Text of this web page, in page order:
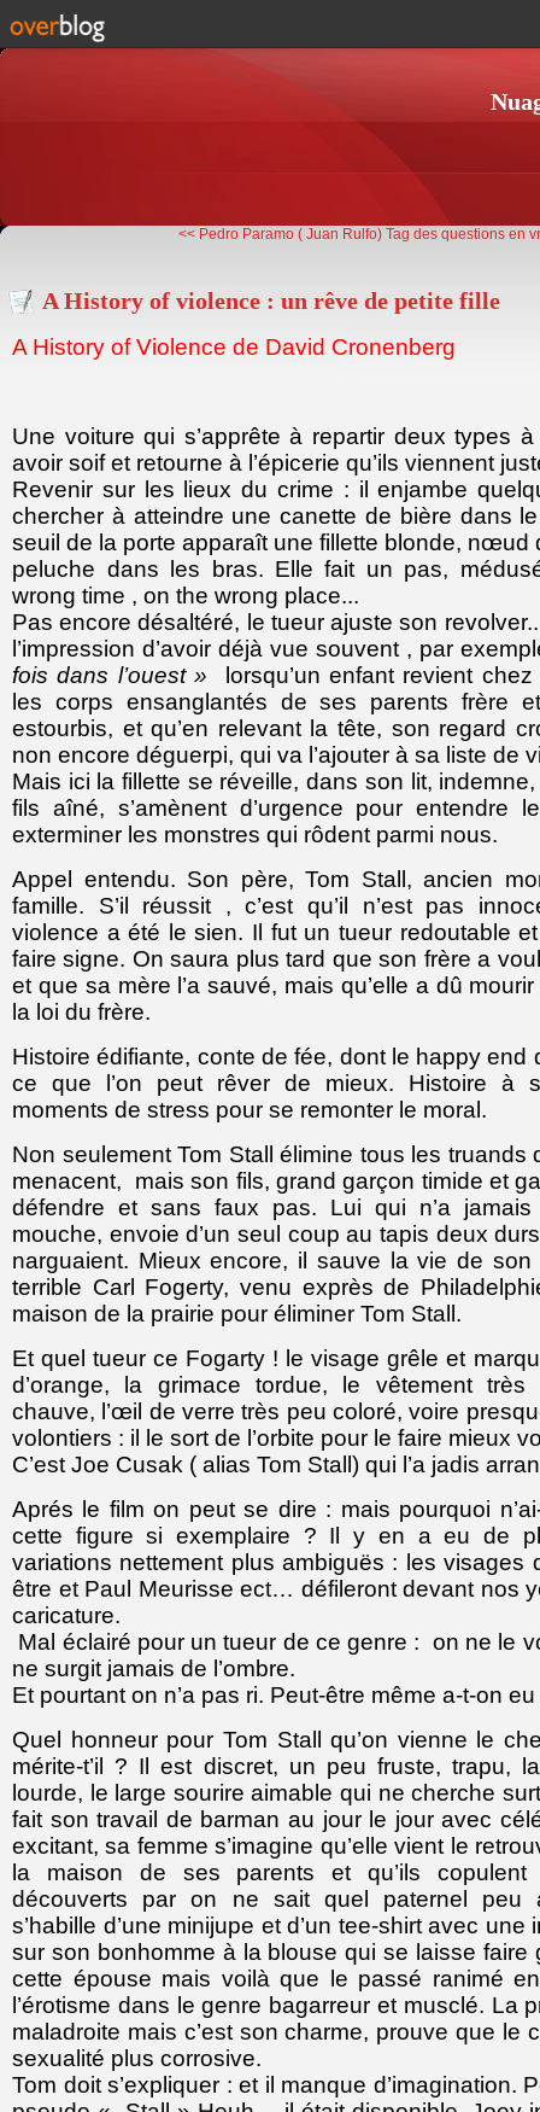
<< Pedro Paramo ( Juan Rulfo) Tag des questions en
A History of violence : un rêve de petite fille
A History of Violence de David Cronenberg
Une voiture qui s’apprête à repartir deux types à
avoir soif et retourne à l’épicerie qu’ils viennent
Revenir sur les lieux du crime : il enjambe
chercher à atteindre une canette de bière dans
seuil de la porte apparaît une fillette blonde, nœud
peluche dans les bras. Elle fait un pas,
wrong time , on the wrong place...
Pas encore désaltéré, le tueur ajuste son
l’impression d’avoir déjà vue souvent , par
fois dans l’ouest » lorsqu’un enfant revient
les corps ensanglantés de ses parents frère
estourbis, et qu’en relevant la tête, son regard
non encore déguerpi, qui va l’ajouter à sa liste de
Mais ici la fillette se réveille, dans son lit,
fils aîné, s’amènent d’urgence pour entendre
exterminer les monstres qui rôdent parmi nous.
Appel entendu. Son père, Tom Stall, ancien
famille. S’il réussit , c’est qu’il n’est pas
violence a été le sien. Il fut un tueur redoutable
faire signe. On saura plus tard que son frère a
et que sa mère l’a sauvé, mais qu’elle a dû
la loi du frère.
Histoire édifiante, conte de fée, dont le happy end
ce que l’on peut rêver de mieux. Histoire à
moments de stress pour se remonter le moral.
Non seulement Tom Stall élimine tous les truands
menacent, mais son fils, grand garçon timide et
défendre et sans faux pas. Lui qui n’a
mouche, envoie d’un seul coup au tapis deux
narguaient. Mieux encore, il sauve la vie de
terrible Carl Fogerty, venu exprès de
maison de la prairie pour éliminer Tom Stall.
Et quel tueur ce Fogarty ! le visage grêle et
d’orange, la grimace tordue, le vêtement
chauve, l’œil de verre très peu coloré, voire
volontiers : il le sort de l’orbite pour le faire mieux
C’est Joe Cusak ( alias Tom Stall) qui l’a jadis
Aprés le film on peut se dire : mais pourquoi
cette figure si exemplaire ? Il y en a eu de
variations nettement plus ambiguës : les visages
être et Paul Meurisse ect… défileront devant nos
caricature.
Mal éclairé pour un tueur de ce genre : on ne le
ne surgit jamais de l’ombre.
Et pourtant on n’a pas ri. Peut-être même a-t-on
Quel honneur pour Tom Stall qu’on vienne le
mérite-t’il ? Il est discret, un peu fruste, trapu,
lourde, le large sourire aimable qui ne cherche
fait son travail de barman au jour le jour avec
excitant, sa femme s’imagine qu’elle vient le
la maison de ses parents et qu’ils copulent
découverts par on ne sait quel paternel peu
s’habille d’une minijupe et d’un tee-shirt avec
sur son bonhomme à la blouse qui se laisse faire
cette épouse mais voilà que le passé ranimé
l’érotisme dans le genre bagarreur et musclé. La
maladroite mais c’est son charme, prouve que le
sexualité plus corrosive.
Tom doit s’expliquer : et il manque d’imagination.